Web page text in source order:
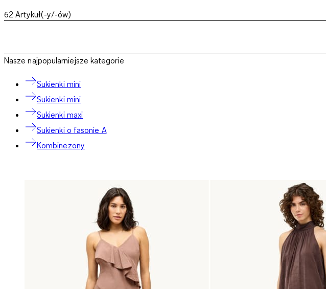
62 Artykuł(-y/-ów)
Nasze najpopularniejsze kategorie
Sukienki mini
Sukienki mini
Sukienki maxi
Sukienki o fasonie A
Kombinezony